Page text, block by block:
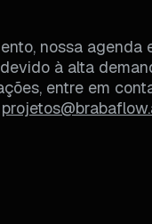
nossa agenda
à alta
entre em